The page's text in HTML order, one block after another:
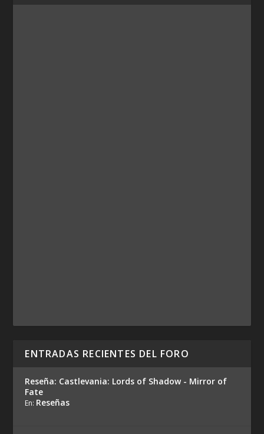
ENTRADAS RECIENTES DEL FORO
Reseña: Castlevania: Lords of Shadow - Mirror of
Fate
En: Reseñas